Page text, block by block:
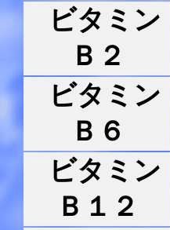
ビタミン
Ｂ２
ビタミン
Ｂ６
ビタミン
Ｂ１２